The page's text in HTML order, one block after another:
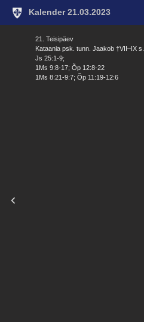
Kalender 21.03.2023
21. Teisipäev
Kataania psk. tunn. Jaakob †VII–IX s.
Js 25:1-9;
1Ms 9:8-17; Õp 12:8-22
1Ms 8:21-9:7; Õp 11:19-12:6